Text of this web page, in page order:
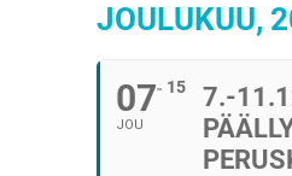
JOULUKUU,
07
JOU
15
7.-